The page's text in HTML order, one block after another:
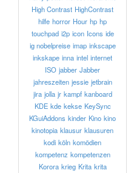
High Contrast HighContrast
hilfe horror Hour hp hp
touchpad i2p icon Icons ide
ig nobelpreise imap inkscape
inkskape inna intel internet
ISO jabber Jabber
jahreszeiten jessie jetbrain
jira jolla jr kampf kanboard
KDE kde kekse KeySync
KGuiAddons kinder Kino kino
kinotopia klausur klausuren
kodi köln komödien
kompetenz kompetenzen
Korora krieg Krita krita